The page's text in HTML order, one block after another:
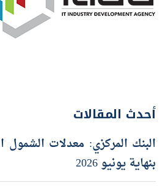
أحدث المقالات
بنهاية يونيو 2026